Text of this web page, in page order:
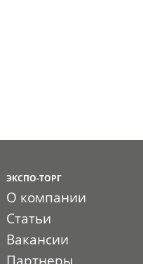
ЭКСПО-ТОРГ
О компании
Статьи
Вакансии